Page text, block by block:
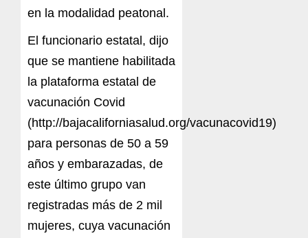
en la modalidad peatonal.
El funcionario estatal, dijo
que se mantiene habilitada
la plataforma estatal de
vacunación Covid
(http://bajacaliforniasalud.org/vacunacovid19)
para personas de 50 a 59
años y embarazadas, de
este último grupo van
registradas más de 2 mil
mujeres, cuya vacunación